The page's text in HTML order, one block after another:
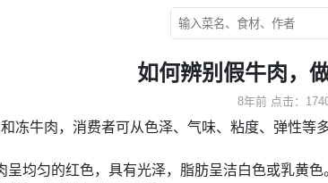
如何辨别假牛肉，
8年前 点击：
冻牛肉，消费者可从色泽、气味、粘度、弹性等
呈均匀的红色，具有光泽，脂肪呈洁白色或乳黄